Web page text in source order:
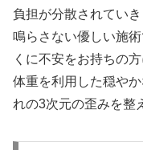
負担が分散されてい
鳴らさない優しい施
くに不安をお持ちの
体重を利用した穏や
れの3次元の歪みを整